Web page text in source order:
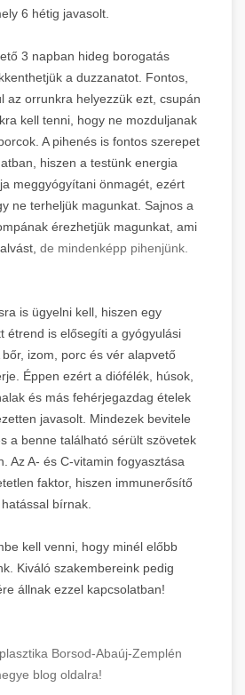
6 hétig javasolt.
3 napban hideg borogatás
a duzzanatot. Fontos,
az orrunkra helyezzük ezt, csupán
kell tenni, hogy ne mozduljanak
A pihenés is fontos szerepet
hiszen a testünk energia
meggyógyítani önmagét, ezért
ne terheljük magunkat. Sajnos a
érezhetjük magunkat, ami
de mindenképp pihenjünk.
is ügyelni kell, hiszen egy
étrend is elősegíti a gyógyulási
bőr, izom, porc és vér alapvető
Éppen ezért a diófélék, húsok,
és más fehérjegazdag ételek
javasolt. Mindezek bevitele
a benne található sérült szövetek
Az A- és C-vitamin fogyasztása
faktor, hiszen immunerősítő
hatással bírnak.
kell venni, hogy minél előbb
Kiváló szakembereink pedig
állnak ezzel kapcsolatban!
Borsod-Abaúj-Zemplén
blog oldalra!